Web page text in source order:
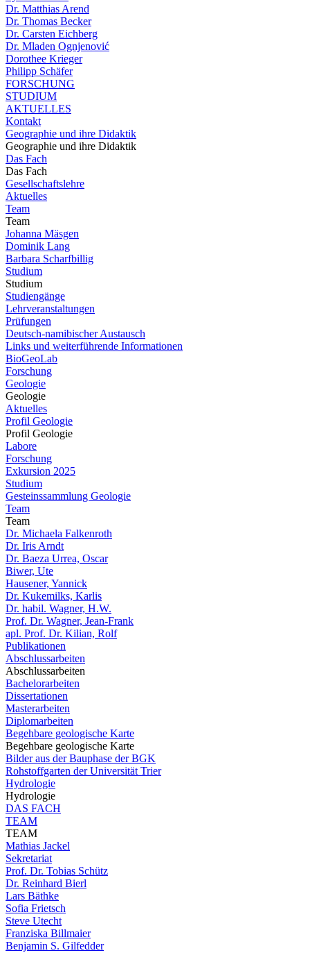
Dr. Matthias Arend
Dr. Thomas Becker
Dr. Carsten Eichberg
Dr. Mladen Ognjenović
Dorothee Krieger
Philipp Schäfer
FORSCHUNG
STUDIUM
AKTUELLES
Kontakt
Geographie und ihre Didaktik
Geographie und ihre Didaktik
Das Fach
Das Fach
Gesellschaftslehre
Aktuelles
Team
Team
Johanna Mäsgen
Dominik Lang
Barbara Scharfbillig
Studium
Studium
Studiengänge
Lehrveranstaltungen
Prüfungen
Deutsch-namibischer Austausch
Links und weiterführende Informationen
BioGeoLab
Forschung
Geologie
Geologie
Aktuelles
Profil Geologie
Profil Geologie
Labore
Forschung
Exkursion 2025
Studium
Gesteinssammlung Geologie
Team
Team
Dr. Michaela Falkenroth
Dr. Iris Arndt
Dr. Baeza Urrea, Oscar
Biwer, Ute
Hausener, Yannick
Dr. Kukemilks, Karlis
Dr. habil. Wagner, H.W.
Prof. Dr. Wagner, Jean-Frank
apl. Prof. Dr. Kilian, Rolf
Publikationen
Abschlussarbeiten
Abschlussarbeiten
Bachelorarbeiten
Dissertationen
Masterarbeiten
Diplomarbeiten
Begehbare geologische Karte
Begehbare geologische Karte
Bilder aus der Bauphase der BGK
Rohstoffgarten der Universität Trier
Hydrologie
Hydrologie
DAS FACH
TEAM
TEAM
Mathias Jackel
Sekretariat
Prof. Dr. Tobias Schütz
Dr. Reinhard Bierl
Lars Bäthke
Sofia Frietsch
Steve Utecht
Franziska Billmaier
Benjamin S. Gilfedder